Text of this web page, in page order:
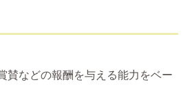
賛などの報酬を与える能力をベー